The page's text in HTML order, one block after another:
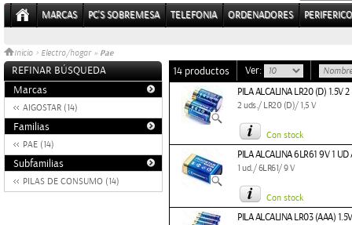
MARCAS PC'S SOBREMESA TELEFONIA ORDENADORES
Inicio > Electro/hogar » Pae
REFINAR BÚSQUEDA
Marcas
AIGOSTAR (14)
Familias
PAE (14)
Subfamilias
PILAS DE CONSUMO (14)
14 productos Ver:
PILA ALCALINA LR20 (D) 1.5V 2
2 uds./ LR20 (D)/ 1,5 V
Con stock
PILA ALCALINA 6LR61 9V 1 UD
1 ud./ 6LR61/ 9 V
Con stock
PILA ALCALINA LR03 (AAA)